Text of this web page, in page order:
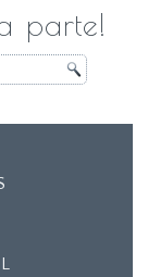
parte!